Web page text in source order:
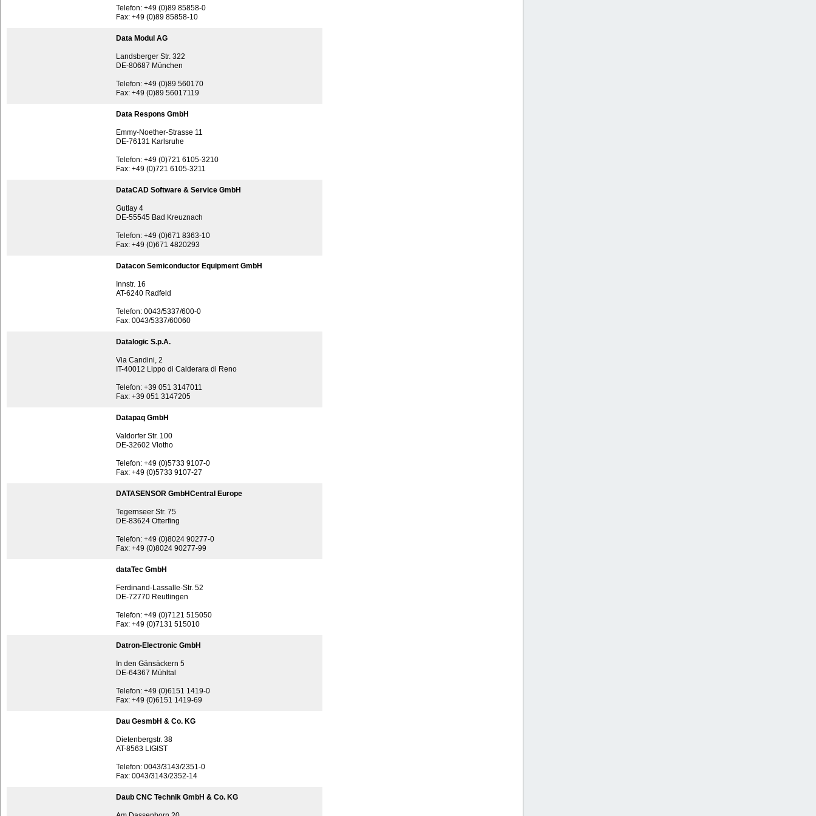
Telefon: +49 (0)89 85858-0
Fax: +49 (0)89 85858-10
Data Modul AG
Landsberger Str. 322
DE-80687 München
Telefon: +49 (0)89 560170
Fax: +49 (0)89 56017119
Data Respons GmbH
Emmy-Noether-Strasse 11
DE-76131 Karlsruhe
Telefon: +49 (0)721 6105-3210
Fax: +49 (0)721 6105-3211
DataCAD Software & Service GmbH
Gutlay 4
DE-55545 Bad Kreuznach
Telefon: +49 (0)671 8363-10
Fax: +49 (0)671 4820293
Datacon Semiconductor Equipment GmbH
Innstr. 16
AT-6240 Radfeld
Telefon: 0043/5337/600-0
Fax: 0043/5337/60060
Datalogic S.p.A.
Via Candini, 2
IT-40012 Lippo di Calderara di Reno
Telefon: +39 051 3147011
Fax: +39 051 3147205
Datapaq GmbH
Valdorfer Str. 100
DE-32602 Vlotho
Telefon: +49 (0)5733 9107-0
Fax: +49 (0)5733 9107-27
DATASENSOR GmbHCentral Europe
Tegernseer Str. 75
DE-83624 Otterfing
Telefon: +49 (0)8024 90277-0
Fax: +49 (0)8024 90277-99
dataTec GmbH
Ferdinand-Lassalle-Str. 52
DE-72770 Reutlingen
Telefon: +49 (0)7121 515050
Fax: +49 (0)7131 515010
Datron-Electronic GmbH
In den Gänsäckern 5
DE-64367 Mühltal
Telefon: +49 (0)6151 1419-0
Fax: +49 (0)6151 1419-69
Dau GesmbH & Co. KG
Dietenbergstr. 38
AT-8563 LIGIST
Telefon: 0043/3143/2351-0
Fax: 0043/3143/2352-14
Daub CNC Technik GmbH & Co. KG